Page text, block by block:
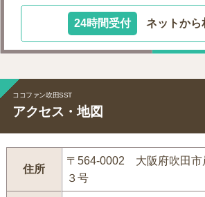
24時間受付 ネットから
ココファン吹田SST
アクセス・地図
住所
〒564-0002 大阪府吹田市
３号